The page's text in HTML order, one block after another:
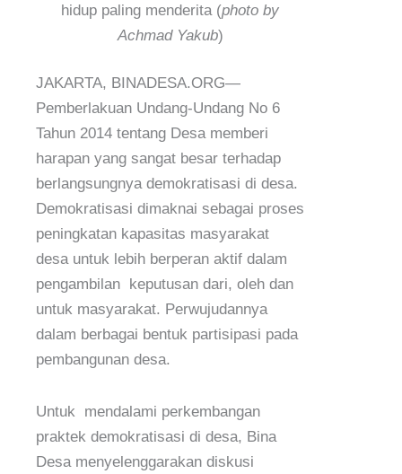
hidup paling menderita (photo by
Achmad Yakub)
JAKARTA, BINADESA.ORG—
Pemberlakuan Undang-Undang No 6
Tahun 2014 tentang Desa memberi
harapan yang sangat besar terhadap
berlangsungnya demokratisasi di desa.
Demokratisasi dimaknai sebagai proses
peningkatan kapasitas masyarakat
desa untuk lebih berperan aktif dalam
pengambilan keputusan dari, oleh dan
untuk masyarakat. Perwujudannya
dalam berbagai bentuk partisipasi pada
pembangunan desa.
Untuk mendalami perkembangan
praktek demokratisasi di desa, Bina
Desa menyelenggarakan diskusi